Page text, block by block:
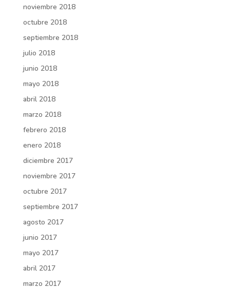
noviembre 2018
octubre 2018
septiembre 2018
julio 2018
junio 2018
mayo 2018
abril 2018
marzo 2018
febrero 2018
enero 2018
diciembre 2017
noviembre 2017
octubre 2017
septiembre 2017
agosto 2017
junio 2017
mayo 2017
abril 2017
marzo 2017